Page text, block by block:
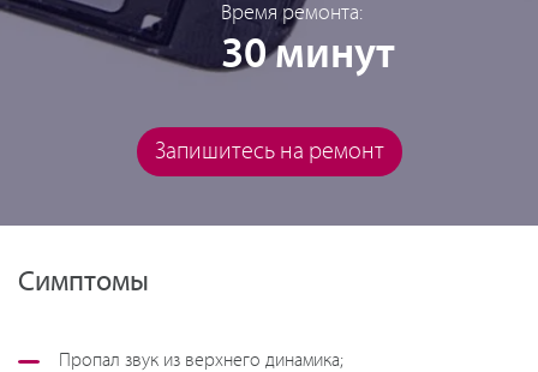
Время ремонта:
30 минут
Запишитесь на ремонт
Симптомы
Пропал звук из верхнего динамика;